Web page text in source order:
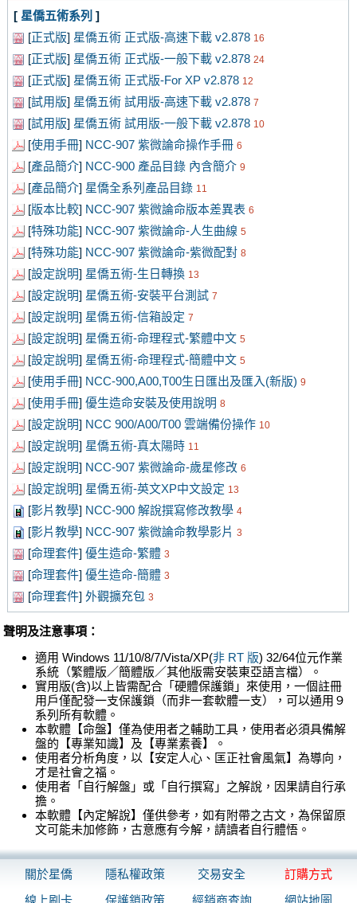
[ 星僑五術系列 ]
[正式版] 星僑五術 正式版-高速下載 v2.878 16
[正式版] 星僑五術 正式版-一般下載 v2.878 24
[正式版] 星僑五術 正式版-For XP v2.878 12
[試用版] 星僑五術 試用版-高速下載 v2.878 7
[試用版] 星僑五術 試用版-一般下載 v2.878 10
[使用手冊] NCC-907 紫微論命操作手冊 6
[產品簡介] NCC-900 產品目錄 內含簡介 9
[產品簡介] 星僑全系列產品目錄 11
[版本比較] NCC-907 紫微論命版本差異表 6
[特殊功能] NCC-907 紫微論命-人生曲線 5
[特殊功能] NCC-907 紫微論命-紫微配對 8
[設定說明] 星僑五術-生日轉換 13
[設定說明] 星僑五術-安裝平台測試 7
[設定說明] 星僑五術-信箱設定 7
[設定說明] 星僑五術-命理程式-繁體中文 5
[設定說明] 星僑五術-命理程式-簡體中文 5
[使用手冊] NCC-900,A00,T00生日匯出及匯入(新版) 9
[使用手冊] 優生造命安裝及使用說明 8
[設定說明] NCC 900/A00/T00 雲端備份操作 10
[設定說明] 星僑五術-真太陽時 11
[設定說明] NCC-907 紫微論命-歲星修改 6
[設定說明] 星僑五術-英文XP中文設定 13
[影片教學] NCC-900 解說撰寫修改教學 4
[影片教學] NCC-907 紫微論命教學影片 3
[命理套件] 優生造命-繁體 3
[命理套件] 優生造命-簡體 3
[命理套件] 外觀擴充包 3
聲明及注意事項：
適用 Windows 11/10/8/7/Vista/XP(非 RT 版) 32/64位元作業
系統（繁體版／簡體版／其他版需安裝東亞語言檔）。
實用版(含)以上皆需配合「硬體保護鎖」來使用，一個註冊
用戶僅配發一支保護鎖（而非一套軟體一支），可以通用９
系列所有軟體。
本軟體【命盤】僅為使用者之輔助工具，使用者必須具備解
盤的【專業知識】及【專業素養】。
使用者分析角度，以【安定人心、匡正社會風氣】為導向，
才是社會之福。
使用者「自行解盤」或「自行撰寫」之解說，因果請自行承
擔。
本軟體【內定解說】僅供參考，如有附帶之古文，為保留原
文可能未加修飾，古意應有今解，請讀者自行體悟。
關於星僑 隱私權政策 交易安全
訂購方式
線上刷卡
保護鎖政策 經銷商查詢 網站地圖